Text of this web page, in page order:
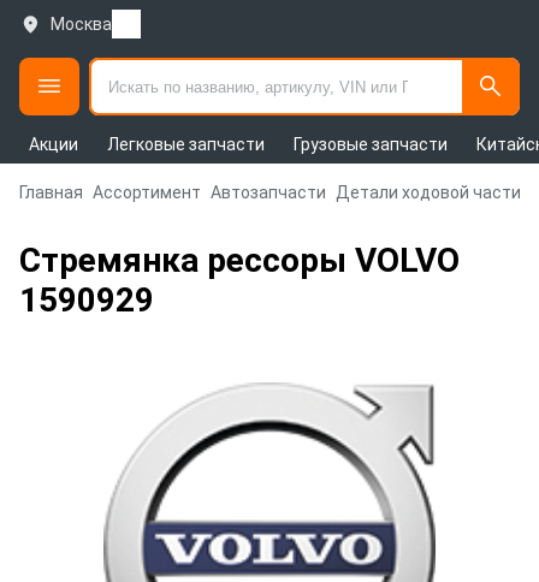
Москва
Акции Легковые запчасти Грузовые запчасти
Главная Ассортимент Автозапчасти Детали ходовой части и
Стремянка рессоры VOLVO
1590929